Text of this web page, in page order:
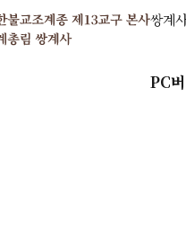
쌍계
PC